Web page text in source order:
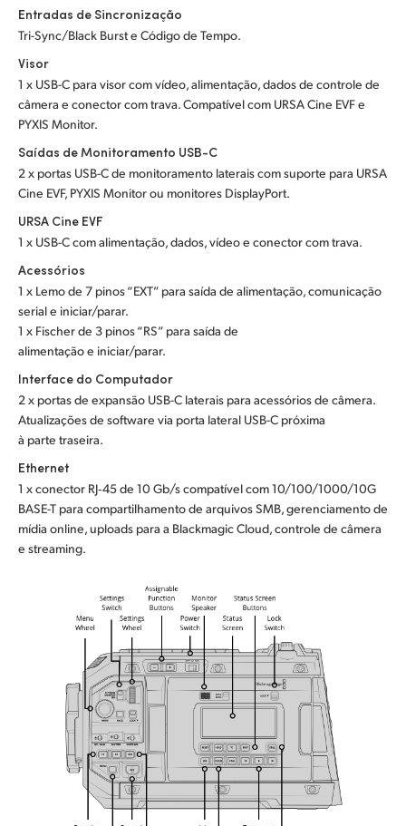
Entradas de Sincronização
Tri-Sync/Black Burst e Código de Tempo.
Visor
1 x USB-C para visor com vídeo, alimentação, dados de controle de
câmera e conector com trava. Compatível com URSA Cine EVF e
PYXIS Monitor.
Saídas de Monitoramento USB-C
2 x portas USB-C de monitoramento laterais com suporte para URSA
Cine EVF, PYXIS Monitor ou monitores DisplayPort.
URSA Cine EVF
1 x USB-C com alimentação, dados, vídeo e conector com trava.
Acessórios
1 x Lemo de 7 pinos “EXT” para saída de alimentação, comunicação
serial e iniciar/parar.
1 x Fischer de 3 pinos “RS” para saída de
alimentação e iniciar/parar.
Interface do Computador
2 x portas de expansão USB-C laterais para acessórios de câmera.
Atualizações de software via porta lateral USB-C próxima
à parte traseira.
Ethernet
1 x conector RJ‑45 de 10 Gb/s compatível com 10/100/1000/10G
BASE-T para compartilhamento de arquivos SMB, gerenciamento de
mídia online, uploads para a Blackmagic Cloud, controle de câmera
e streaming.